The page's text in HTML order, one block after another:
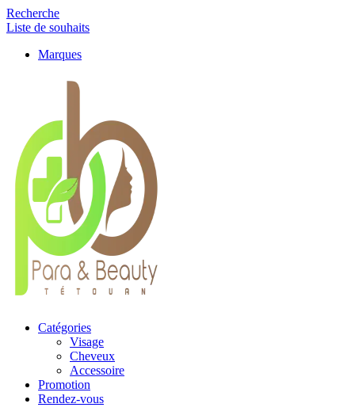
Recherche
Liste de souhaits
Marques
Catégories
Visage
Cheveux
Accessoire
Promotion
Rendez-vous